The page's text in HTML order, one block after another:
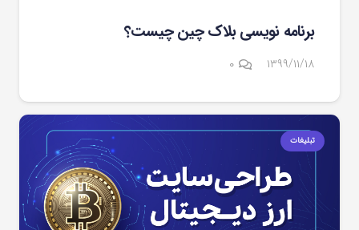
برنامه نویسی بلاک چین چیست؟
۱۳۹۹/۱۱/۱۸ ۰
تبلیغات